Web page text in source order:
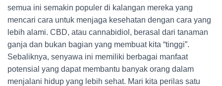
semua ini semakin populer di kalangan mereka yang
mencari cara untuk menjaga kesehatan dengan cara yang
lebih alami. CBD, atau cannabidiol, berasal dari tanaman
ganja dan bukan bagian yang membuat kita “tinggi”.
Sebaliknya, senyawa ini memiliki berbagai manfaat
potensial yang dapat membantu banyak orang dalam
menjalani hidup yang lebih sehat. Mari kita perilas satu